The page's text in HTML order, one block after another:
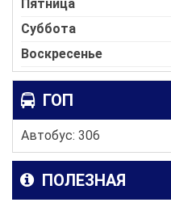
Пятница
Суббота
Воскресенье
ГОП
Автобус: 306
ПОЛЕЗНАЯ